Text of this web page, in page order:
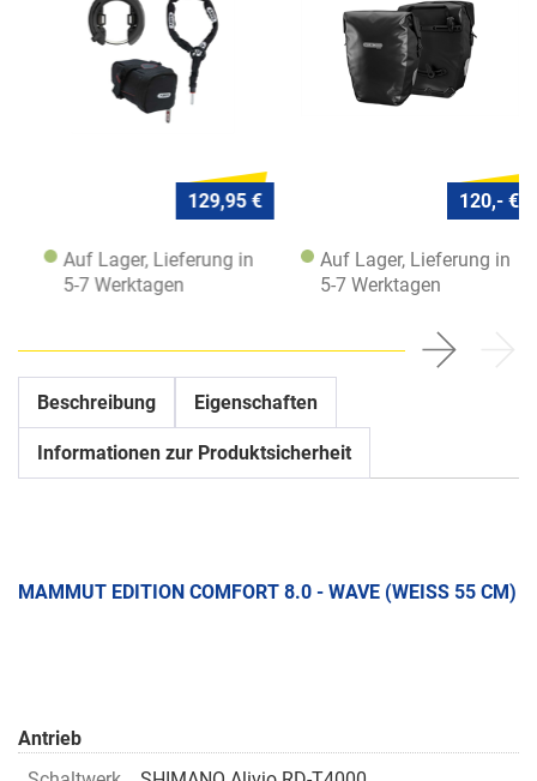
129,95 €
Auf Lager, Lieferung in
5-7 Werktagen
120,- €
Auf Lager, Lieferung in
5-7 Werktagen
Beschreibung Eigenschaften
Informationen zur Produktsicherheit
MAMMUT EDITION COMFORT 8.0 - WAVE (WEISS 55 CM)
Antrieb